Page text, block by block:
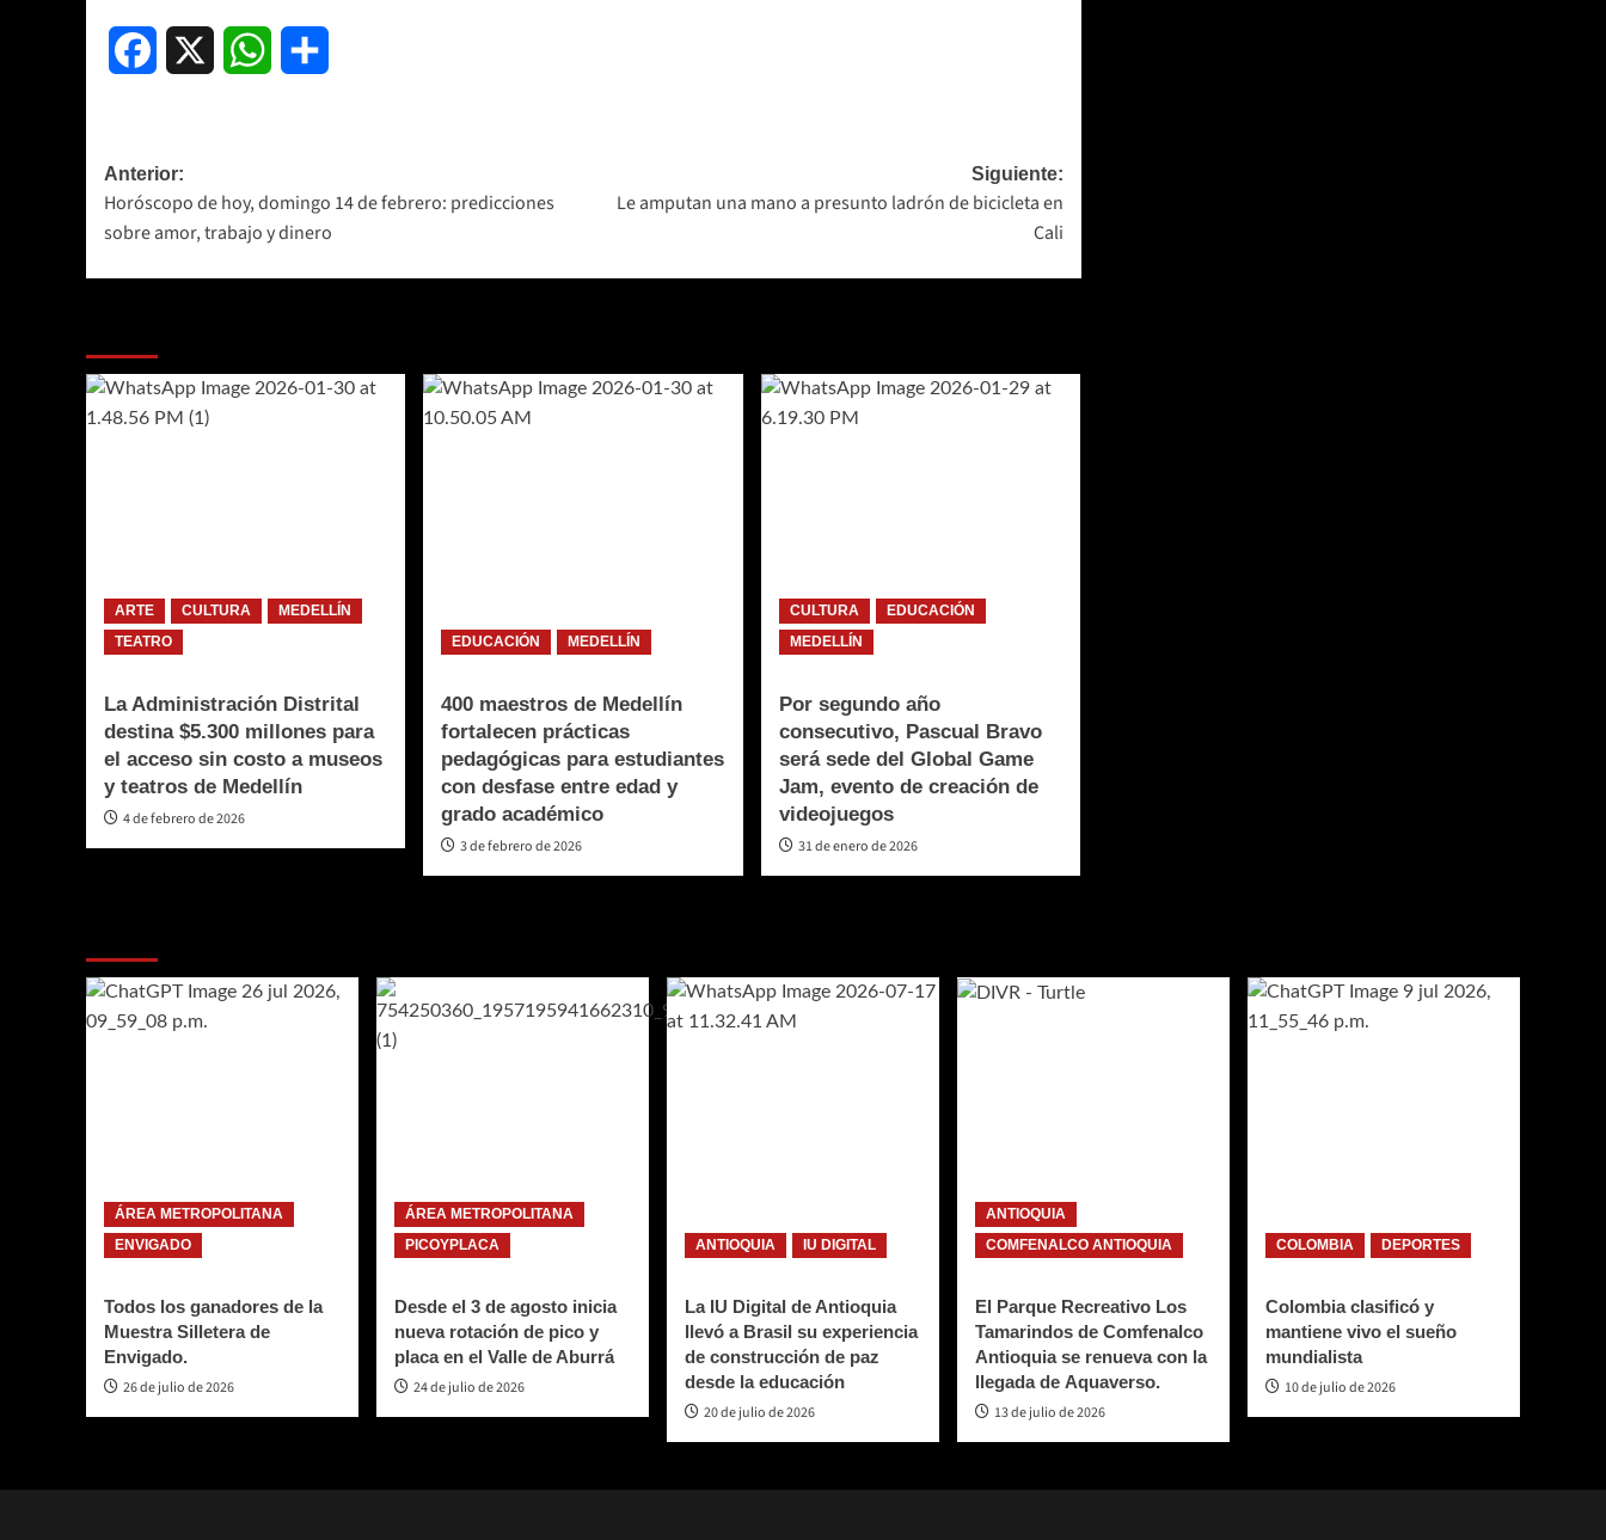
Facebook WhatsApp
Navegación
de
entradas
Anterior:
Horóscopo de hoy, domingo 14 de febrero: predicciones
sobre amor, trabajo y dinero
Siguiente:
Le amputan una mano a presunto ladrón de bicicleta en
Cali
ARTE CULTURA
MEDELLÍN
TEATRO
La Administración Distrital
destina $5.300 millones para
el acceso sin costo a museos
y teatros de Medellín
4 de febrero de 2026
EDUCACIÓN MEDELLÍN
400 maestros de Medellín
fortalecen prácticas
pedagógicas para estudiantes
con desfase entre edad y
grado académico
3 de febrero de 2026
CULTURA
EDUCACIÓN
MEDELLÍN
Por segundo año
consecutivo, Pascual Bravo
será sede del Global Game
Jam, evento de creación de
videojuegos
31 de enero de 2026
ÁREA METROPOLITANA
ENVIGADO
Todos los ganadores de la
Muestra Silletera de
Envigado.
26 de julio de 2026
ÁREA METROPOLITANA
PICOYPLACA
Desde el 3 de agosto inicia
nueva rotación de pico y
placa en el Valle de Aburrá
24 de julio de 2026
ANTIOQUIA IU DIGITAL
La IU Digital de Antioquia
llevó a Brasil su experiencia
de construcción de paz
desde la educación
20 de julio de 2026
ANTIOQUIA
COMFENALCO ANTIOQUIA
El Parque Recreativo Los
Tamarindos de Comfenalco
Antioquia se renueva con la
llegada de Aquaverso.
13 de julio de 2026
COLOMBIA DEPORTES
Colombia clasificó y
mantiene vivo el sueño
mundialista
10 de julio de 2026